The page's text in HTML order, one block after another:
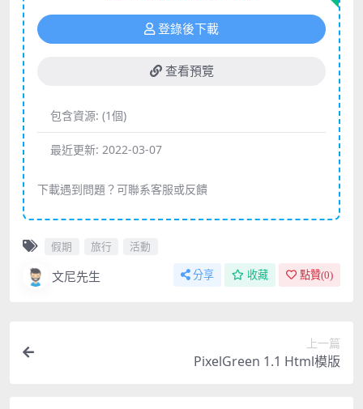
登錄後下載
查看預覽
包含資源: (1個)
最近更新: 2022-03-07
下載遇到問題？可聯系客服或反饋
假期 旅行 活動
文尼先生 分享 收藏 點贊(0)
上一篇
PixelGreen 1.1 Html模版